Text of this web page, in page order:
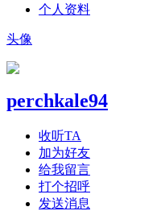
个人资料
头像
perchkale94
收听TA
加为好友
给我留言
打个招呼
发送消息